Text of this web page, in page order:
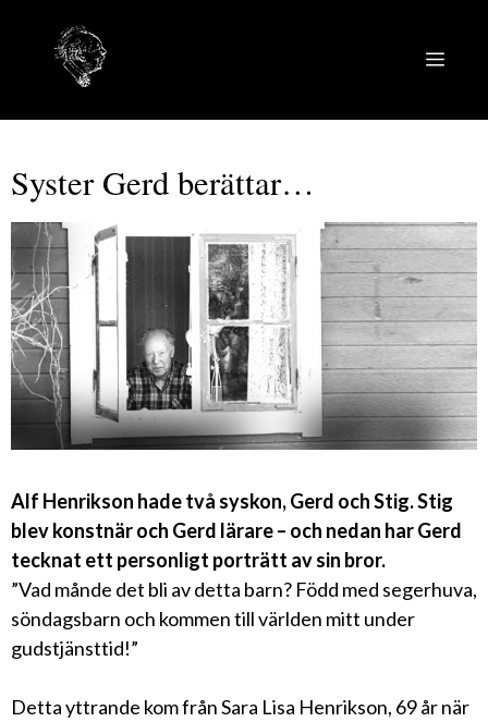
innehåll
Syster Gerd berättar…
Alf Henrikson hade två syskon, Gerd och Stig. Stig
blev konstnär och Gerd lärare – och nedan har Gerd
tecknat ett personligt porträtt av sin bror.
”Vad månde det bli av detta barn? Född med segerhuva,
söndagsbarn och kommen till världen mitt under
gudstjänsttid!”
Detta yttrande kom från Sara Lisa Henrikson, 69 år när